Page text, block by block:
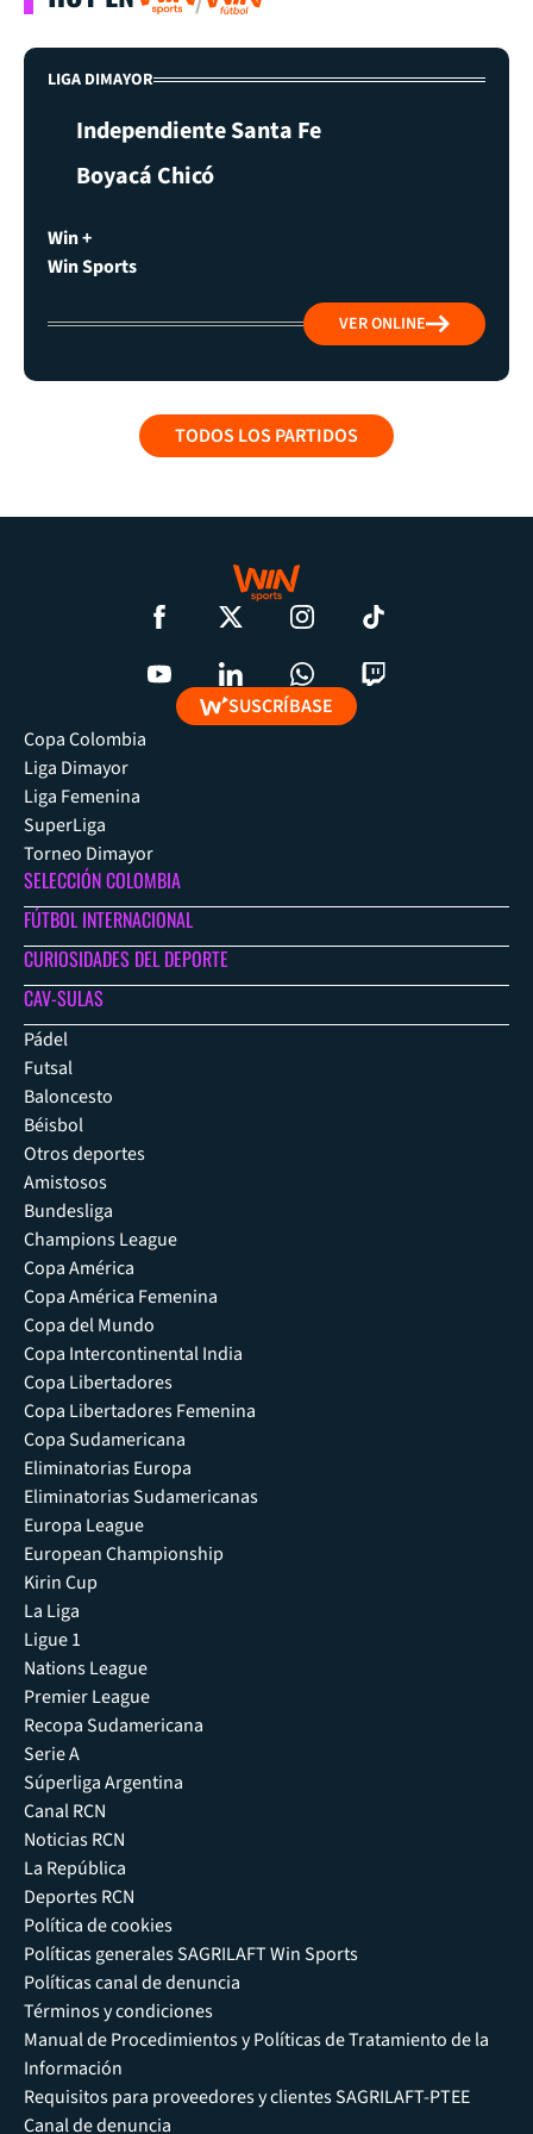
LIGA DIMAYOR
Independiente Santa Fe
Boyacá Chicó
Win +
Win Sports
VER ONLINE
TODOS LOS PARTIDOS
SUSCRÍBASE
Copa Colombia
Liga Dimayor
Liga Femenina
SuperLiga
Torneo Dimayor
SELECCIÓN COLOMBIA
FÚTBOL INTERNACIONAL
CURIOSIDADES DEL DEPORTE
CAV-SULAS
Pádel
Futsal
Baloncesto
Béisbol
Otros deportes
Amistosos
Bundesliga
Champions League
Copa América
Copa América Femenina
Copa del Mundo
Copa Intercontinental India
Copa Libertadores
Copa Libertadores Femenina
Copa Sudamericana
Eliminatorias Europa
Eliminatorias Sudamericanas
Europa League
European Championship
Kirin Cup
La Liga
Ligue 1
Nations League
Premier League
Recopa Sudamericana
Serie A
Súperliga Argentina
Canal RCN
Noticias RCN
La República
Deportes RCN
Política de cookies
Políticas generales SAGRILAFT Win Sports
Políticas canal de denuncia
Términos y condiciones
Manual de Procedimientos y Políticas de Tratamiento de la
Información
Requisitos para proveedores y clientes SAGRILAFT-PTEE
Canal de denuncia